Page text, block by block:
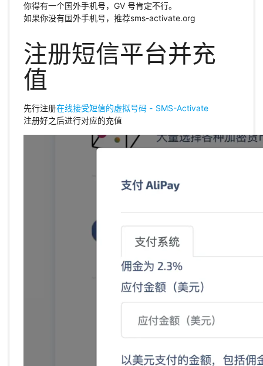
你得有一个国外手机号，GV 号肯定不行。
如果你没有国外手机号，推荐sms-activate.org
注册短信平台并充
值
先行注册在线接受短信的虚拟号码 - SMS-Activate
注册好之后进行对应的充值